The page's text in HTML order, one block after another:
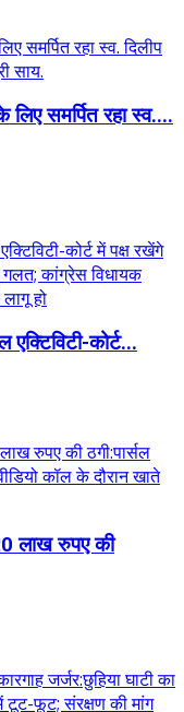
समर्पित रहा स्व....
कोर्ट...
लाख रुपए की